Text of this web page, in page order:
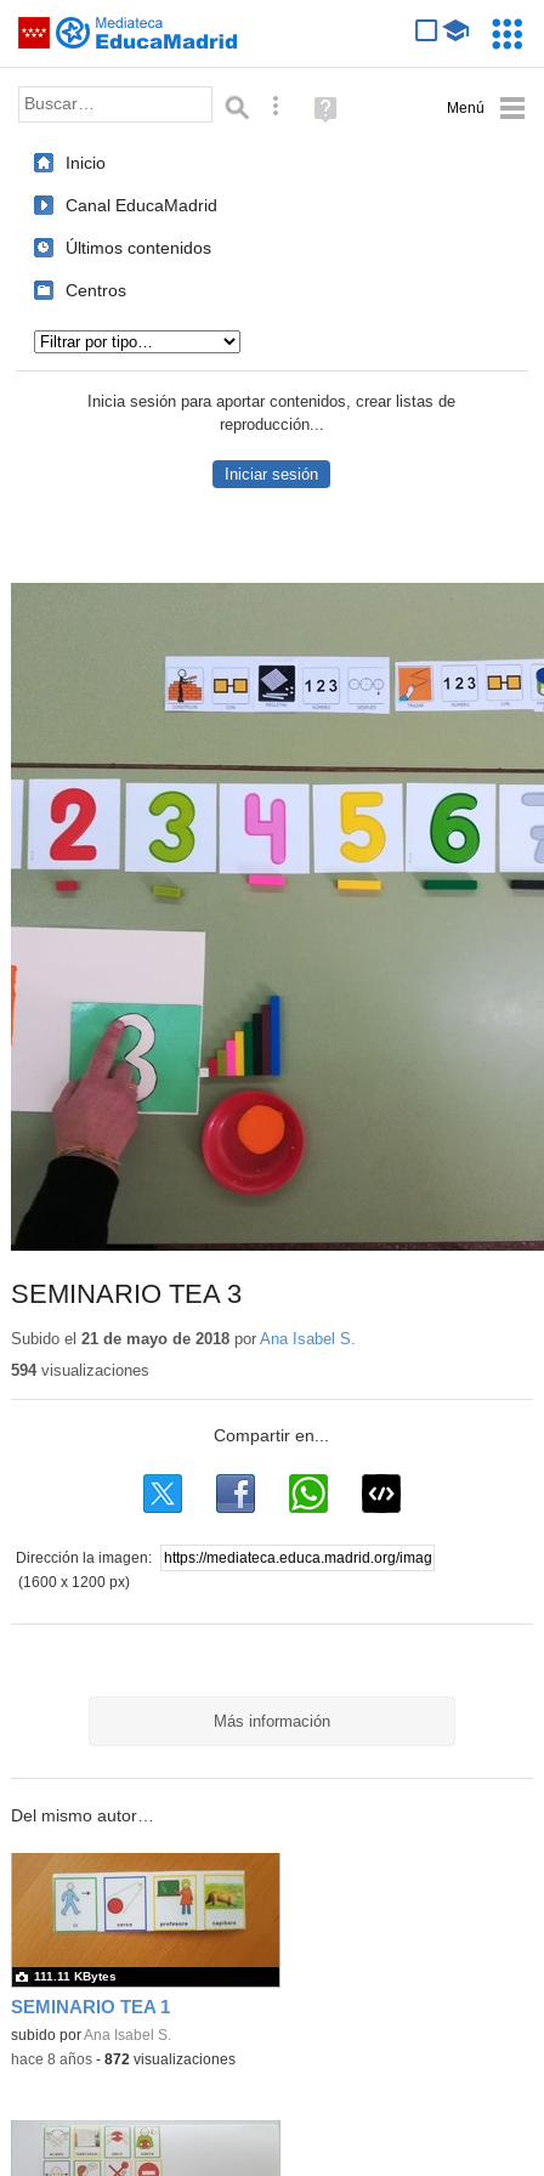
Saltar navegación
Palabra o frase: Búsqueda avanzada
Ayuda
(en
Inicio
Canal EducaMadrid
Últimos contenidos
Centros
Inicia sesión para aportar contenidos, crear listas de
reproducción...
Iniciar sesión
SEMINARIO TEA 3
Subido el 21 de mayo de 2018por Ana Isabel S.
594visualizaciones
Dirección la imagen:
(1600 x 1200 px)
Más información
Del mismo autor…
SEMINARIO TEA 1
subido porAna Isabel S.
111.11 KBytes
-hace 8 años- 872 visualizaciones